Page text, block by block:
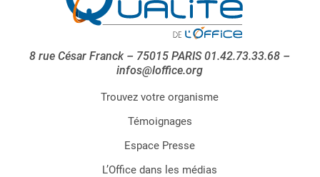
8 rue César Franck – 75015 PARIS 01.42.73.33.68 –
infos@loffice.org
Trouvez votre organisme
Témoignages
Espace Presse
L’Office dans les médias